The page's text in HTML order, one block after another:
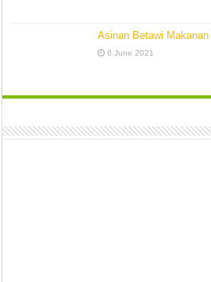
Asinan Betawi
6 June 2021